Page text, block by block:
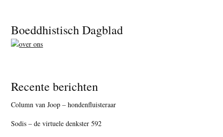
Footer
Boeddhistisch Dagblad
Recente berichten
Column van Joop – hondenfluisteraar
Sodis – de virtuele denkster 592